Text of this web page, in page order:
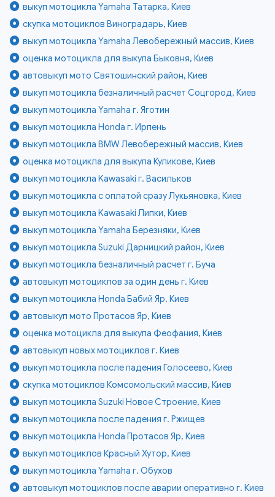
выкуп мотоцикла Yamaha Татарка, Киев
скупка мотоциклов Виноградарь, Киев
выкуп мотоцикла Yamaha Левобережный массив, Киев
оценка мотоцикла для выкупа Быковня, Киев
автовыкуп мото Святошинский район, Киев
выкуп мотоцикла безналичный расчет Соцгород, Киев
выкуп мотоцикла Yamaha г. Яготин
выкуп мотоцикла Honda г. Ирпень
выкуп мотоцикла BMW Левобережный массив, Киев
оценка мотоцикла для выкупа Куликове, Киев
выкуп мотоцикла Kawasaki г. Васильков
выкуп мотоцикла с оплатой сразу Лукьяновка, Киев
выкуп мотоцикла Kawasaki Липки, Киев
выкуп мотоцикла Yamaha Березняки, Киев
выкуп мотоцикла Suzuki Дарницкий район, Киев
выкуп мотоцикла безналичный расчет г. Буча
автовыкуп мотоциклов за один день г. Киев
выкуп мотоцикла Honda Бабий Яр, Киев
автовыкуп мото Протасов Яр, Киев
оценка мотоцикла для выкупа Феофания, Киев
автовыкуп новых мотоциклов г. Киев
выкуп мотоцикла после падения Голосеево, Киев
скупка мотоциклов Комсомольский массив, Киев
выкуп мотоцикла Suzuki Новое Строение, Киев
выкуп мотоцикла после падения г. Ржищев
выкуп мотоцикла Honda Протасов Яр, Киев
выкуп мотоциклов Красный Хутор, Киев
выкуп мотоцикла Yamaha г. Обухов
автовыкуп мотоциклов после аварии оперативно г. Киев